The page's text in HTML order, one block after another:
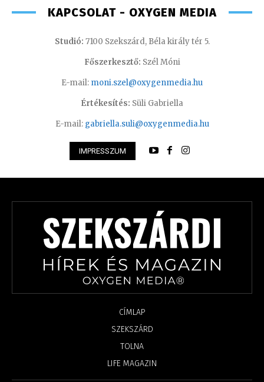
KAPCSOLAT - OXYGEN MEDIA
Studió: 7100 Szekszárd, Béla király tér 5.
Főszerkesztő: Szél Móni
E-mail: moni.szel@oxygenmedia.hu
Értékesítés: Süli Gabriella
E-mail: gabriella.suli@oxygenmedia.hu
IMPRESSZUM
CÍMLAP
SZEKSZÁRD
TOLNA
LIFE MAGAZIN